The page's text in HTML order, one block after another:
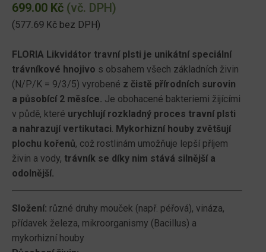
699.00 Kč (vč. DPH)
(577.69 Kč bez DPH)
FLORIA Likvidátor travní plsti je unikátní speciální
trávníkové hnojivo s obsahem všech základních živin
(N/P/K = 9/3/5) vyrobené z čistě přírodních surovin
a působící 2 měsíce. Je obohacené bakteriemi žijícími
v půdě, které urychlují rozkladný proces travní plsti
a nahrazují vertikutaci. Mykorhizní houby zvětšují
plochu kořenů, což rostlinám umožňuje lepší příjem
živin a vody, trávník se díky nim stává silnější a
odolnější.
Složení: různé druhy mouček (např. péřová), vináza,
přídavek železa, mikroorganismy (Bacillus) a
mykorhizní houby